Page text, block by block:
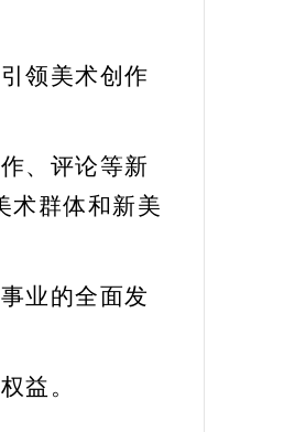
领美术创作
、评论等新
术群体和新美
事业的全面发
益。